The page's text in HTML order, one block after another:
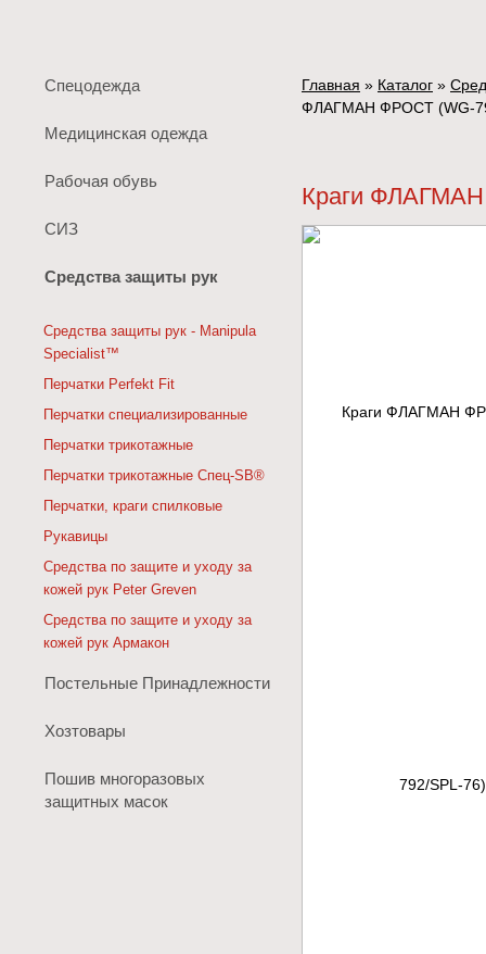
Спецодежда
Медицинская одежда
Рабочая обувь
СИЗ
Средства защиты рук
Средства защиты рук - Manipula
Specialist™
Перчатки Perfekt Fit
Перчатки специализированные
Перчатки трикотажные
Перчатки трикотажные Спец-SB®
Перчатки, краги спилковые
Рукавицы
Средства по защите и уходу за
кожей рук Peter Greven
Средства по защите и уходу за
кожей рук Армакон
Постельные Принадлежности
Хозтовары
Пошив многоразовых
защитных масок
Главная » Каталог »
ФЛАГМАН ФРОСТ (WG-
Краги